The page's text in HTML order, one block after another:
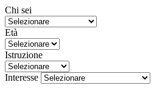
Chi sei
Età
Istruzione
Interesse